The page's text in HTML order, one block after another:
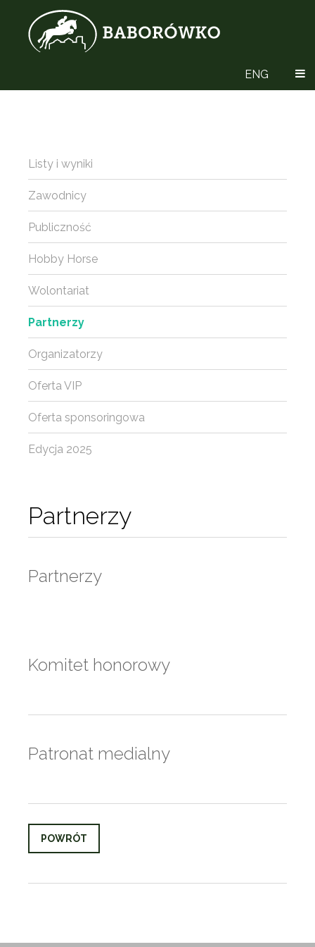
ENG
Partnerzy
Partnerzy
Komitet honorowy
Patronat medialny
POWRÓT
Listy i wyniki
Zawodnicy
Publiczność
Hobby Horse
Wolontariat
Partnerzy
Organizatorzy
Oferta VIP
Oferta sponsoringowa
Edycja 2025